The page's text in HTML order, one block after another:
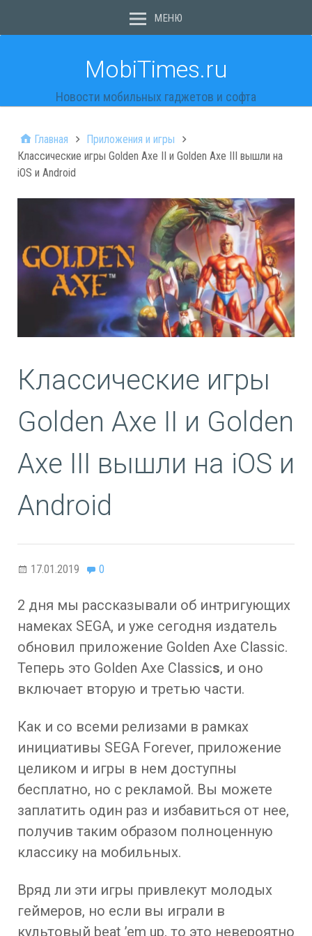
МЕНЮ
MobiTimes.ru
Новости мобильных гаджетов и софта
Главная
Приложения и игры
Классические игры Golden Axe II и Golden Axe III вышли на
iOS и Android
Классические игры
Golden Axe II и Golden
Axe III вышли на iOS и
Android
17.01.2019 0
2 дня мы рассказывали об интригующих
намеках SEGA, и уже сегодня издатель
обновил приложение Golden Axe Classic.
Теперь это Golden Axe Classics, и оно
включает вторую и третью части.
Как и со всеми релизами в рамках
инициативы SEGA Forever, приложение
целиком и игры в нем доступны
бесплатно, но с рекламой. Вы можете
заплатить один раз и избавиться от нее,
получив таким образом полноценную
классику на мобильных.
Вряд ли эти игры привлекут молодых
геймеров, но если вы играли в
культовый beat ’em up, то это невероятно